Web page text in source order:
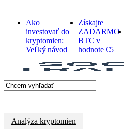
main
content
Ako
investovať do
kryptomien:
Veľký návod
Získajte
ZADARMO
BTC v
hodnote €5
Analýza kryptomien